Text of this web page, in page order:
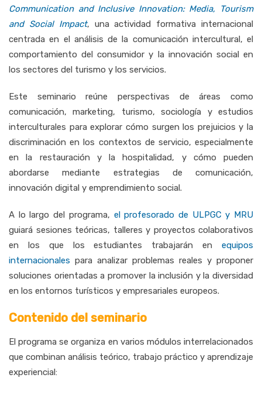
Communication and Inclusive Innovation: Media,
Tourism
and Social Impact, unaactividad formativainternacional
centradaen el análisis dela comunicación intercultural, el
comportamientodelconsumidory la innovación socialen
los sectores del turismo y los servicios.
Este seminarioreúneperspectivas deáreascomo
comunicación,marketing, turismo,sociología yestudios
interculturales paraexplorar cómo surgenlos prejuiciosy la
discriminaciónenlos contextos de servicio,especialmente
enla restauración y lahospitalidad, y cómo pueden
abordarsemediante estrategias de comunicación,
innovación digital y emprendimiento social.
A lolargodel programa, elprofesorado de ULPGCy MRU
guiará sesiones teóricas, talleres y proyectos colaborativos
en los que losestudiantes trabajaránenequipos
internacionales para analizar problemas reales y proponer
soluciones orientadasa promover lainclusión yla diversidad
en los entornos turísticos y empresariales europeos.
Contenido del seminario
Elprogramaseorganiza en varios módulosinterrelacionados
que combinan análisis teórico, trabajo práctico y aprendizaje
experiencial: